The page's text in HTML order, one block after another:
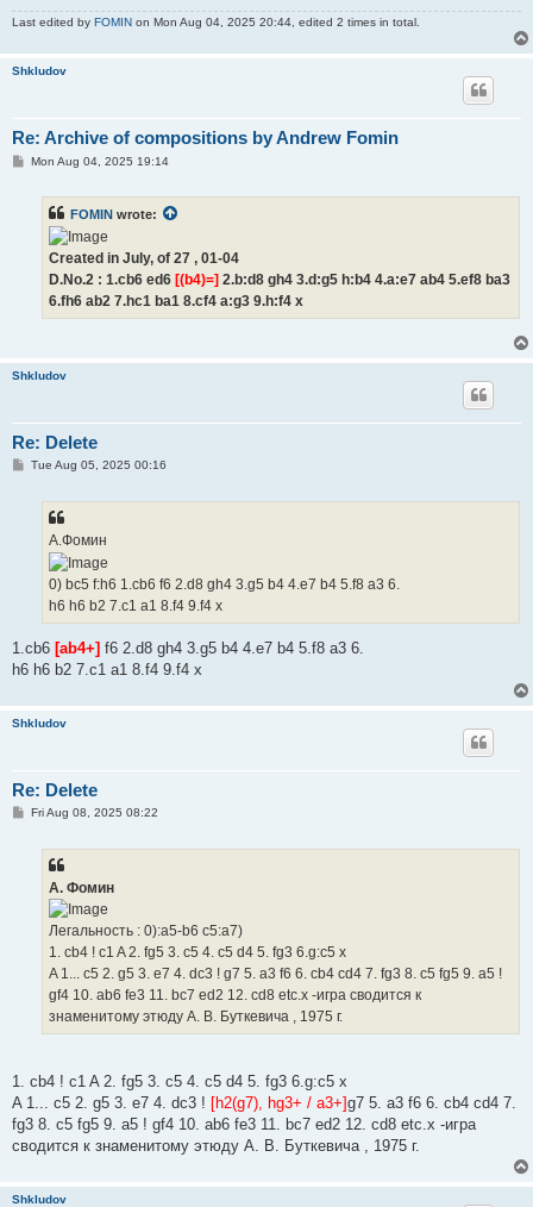
Last edited by FOMIN on Mon Aug 04, 2025 20:44, edited 2 times in total.
Shkludov
Re: Archive of compositions by Andrew Fomin
PMon Aug 04, 2025 19:14
FOMIN wrote:
Created in July, of 27 , 01-04
D.No.2 : 1.cb6 ed6 [(b4)=] 2.b:d8 gh4 3.d:g5 h:b4 4.a:e7 ab4 5.ef8 ba3
6.fh6 ab2 7.hc1 ba1 8.cf4 a:g3 9.h:f4 x
Shkludov
Re: Delete
PTue Aug 05, 2025 00:16
A.Фомин
0) bc5 f:h6 1.cb6 f6 2.d8 gh4 3.g5 b4 4.e7 b4 5.f8 a3 6.
h6 h6 b2 7.c1 a1 8.f4 9.f4 x
1.cb6 [аb4+] f6 2.d8 gh4 3.g5 b4 4.e7 b4 5.f8 a3 6.
h6 h6 b2 7.c1 a1 8.f4 9.f4 x
Shkludov
Re: Delete
PFri Aug 08, 2025 08:22
А. Фомин
Легальность : 0):a5-b6 c5:a7)
1. cb4 ! c1 A 2. fg5 3. c5 4. c5 d4 5. fg3 6.g:c5 x
A 1... c5 2. g5 3. e7 4. dc3 ! g7 5. a3 f6 6. cb4 cd4 7. fg3 8. c5 fg5 9. a5 !
gf4 10. ab6 fe3 11. bc7 ed2 12. cd8 etc.x -игра сводится к
знаменитому этюду А. В. Буткевича , 1975 г.
1. cb4 ! c1 A 2. fg5 3. c5 4. c5 d4 5. fg3 6.g:c5 x
A 1... c5 2. g5 3. e7 4. dc3 ! [h2(g7), hg3+ / a3+]g7 5. a3 f6 6. cb4 cd4 7.
fg3 8. c5 fg5 9. a5 ! gf4 10. ab6 fe3 11. bc7 ed2 12. cd8 etc.x -игра
сводится к знаменитому этюду А. В. Буткевича , 1975 г.
Shkludov